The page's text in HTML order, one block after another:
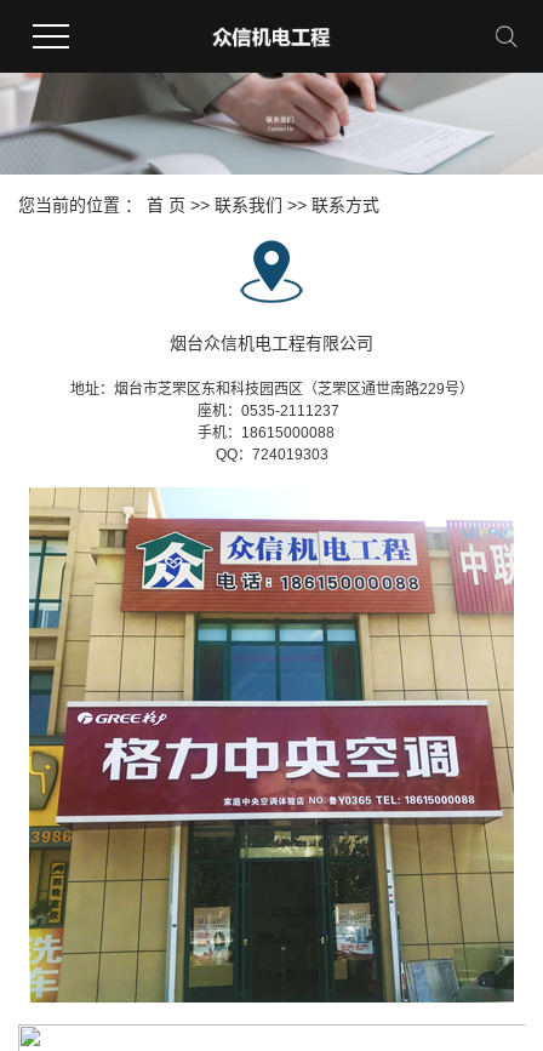
您当前的位置 ： 首 页 >> 联系我们 >> 联系方式
烟台众信机电工程有限公司
地址：烟台市芝罘区东和科技园西区（芝罘区通世南路229号）
座机：0535-2111237
手机：18615000088
QQ：724019303